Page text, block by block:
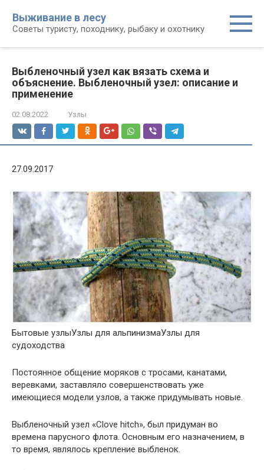
контенту
Выживание в лесу
Советы туристу, походнику, рыбаку и охотнику
Выбленочный узел как вязать схема и
объяснение. Выбленочный узел: описание и
применение
02.08.2022 Узлы
27.09.2017
Бытовые узлыУзлы для альпинизмаУзлы для
судоходства
Постоянное общение моряков с тросами, канатами,
веревками, заставляло совершенствовать уже
имеющиеся модели узлов, а также придумывать новые.
Выбленочный узел «Clove hitch», был придуман во
времена парусного флота. Основным его назначением, в
то время, являлось крепление выбленок.